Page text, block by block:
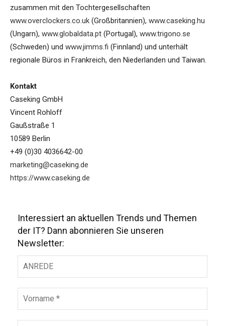
zusammen mit den Tochtergesellschaften
www.overclockers.co.uk (Großbritannien), www.caseking.hu
(Ungarn), www.globaldata.pt (Portugal), www.trigono.se
(Schweden) und www.jimms.fi (Finnland) und unterhält
regionale Büros in Frankreich, den Niederlanden und Taiwan.
Kontakt
Caseking GmbH
Vincent Rohloff
Gaußstraße 1
10589 Berlin
+49 (0)30 4036642-00
marketing@caseking.de
https://www.caseking.de
Interessiert an aktuellen Trends und Themen
der IT? Dann abonnieren Sie unseren
Newsletter: